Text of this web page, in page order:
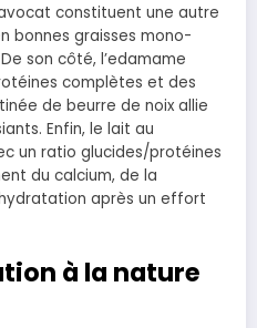
constituent une autre
bonnes graisses mono-
son côté, l’edamame
complètes et des
de beurre de noix allie
Enfin, le lait au
un ratio glucides/protéines
du calcium, de la
après un effort
à la nature